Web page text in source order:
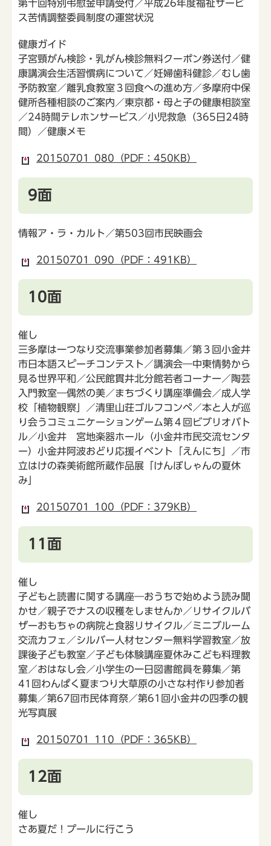
第十回特別弔慰金申請受付／平成26年度福祉サービ
ス苦情調整委員制度の運営状況
健康ガイド
子宮頸がん検診・乳がん検診無料クーポン券送付／健
康講演会生活習慣病について／妊婦歯科健診／むし歯
予防教室／離乳食教室３回食への進め方／多摩府中保
健所各種相談のご案内／東京都・母と子の健康相談室
／24時間テレホンサービス／小児救急（365日24時
間）／健康メモ
20150701_080（PDF：450KB）
9面
情報ア・ラ・カルト／第503回市民映画会
20150701_090（PDF：491KB）
10面
催し
三多摩は一つなり交流事業参加者募集／第３回小金井
市日本語スピーチコンテスト／講演会―中東情勢から
見る世界平和／公民館貫井北分館若者コーナー／陶芸
入門教室―偶然の美／まちづくり講座準備会／成人学
校「植物観察」／清里山荘ゴルフコンペ／本と人が巡
り会うコミュニケーションゲーム第４回ビブリオバト
ル／小金井 宮地楽器ホール（小金井市民交流センタ
ー）小金井阿波おどり応援イベント「えんにち」／市
立はけの森美術館所蔵作品展「けんぼしゃんの夏休
み」
20150701_100（PDF：379KB）
11面
催し
子どもと読書に関する講座―おうちで始めよう読み聞
かせ／親子でナスの収穫をしませんか／リサイクルバ
ザーおもちゃの病院と食器リサイクル／ミニブルーム
交流カフェ／シルバー人材センター無料学習教室／放
課後子ども教室／子ども体験講座夏休みこども料理教
室／おはなし会／小学生の一日図書館員を募集／第
41回わんぱく夏まつり大草原の小さな村作り参加者
募集／第67回市民体育祭／第61回小金井の四季の観
光写真展
20150701_110（PDF：365KB）
12面
催し
さあ夏だ！プールに行こう